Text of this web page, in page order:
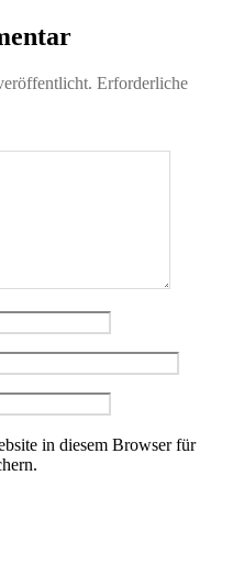
Erforderliche
in diesem Browser für